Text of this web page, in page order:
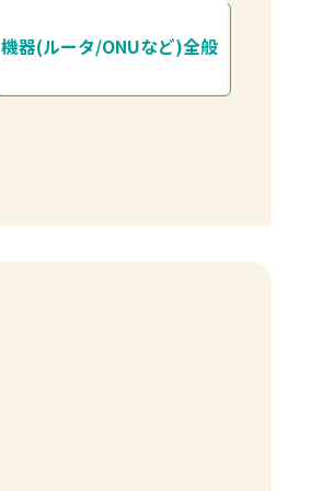
機器(ルータ/ONUなど)全般